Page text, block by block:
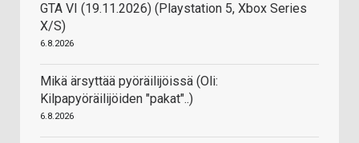
GTA VI (19.11.2026) (Playstation 5, Xbox Series
X/S)
6.8.2026
Mikä ärsyttää pyöräilijöissä (Oli:
Kilpapyöräilijöiden "pakat"..)
6.8.2026